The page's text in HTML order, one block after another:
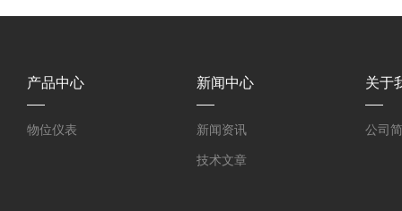
产品中心
物位仪表
新闻中心
新闻资讯
技术文章
关于
公司